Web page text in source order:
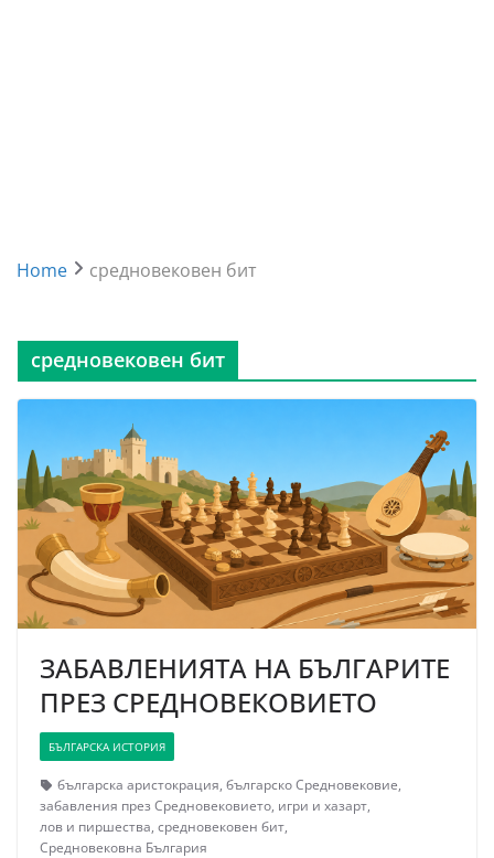
Home средновековен бит
средновековен бит
ЗАБАВЛЕНИЯТА НА БЪЛГАРИТЕ
ПРЕЗ СРЕДНОВЕКОВИЕТО
БЪЛГАРСКА ИСТОРИЯ
българска аристокрация, българско Средновековие,
забавления през Средновековието, игри и хазарт,
лов и пиршества, средновековен бит,
Средновековна България